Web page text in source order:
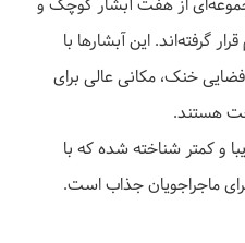
از هفت آبشار کوچک و
گرفته‌اند. این آبشارها با
خنک، مکانی عالی برای
هستند.
و کمتر شناخته شده که با
ماجراجویان جذاب است.